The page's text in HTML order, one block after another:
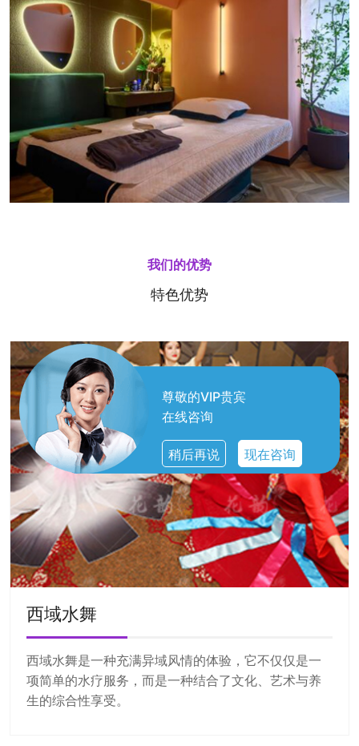
尊敬的VIP贵宾
在线咨询
稍后再说 现在咨询
我们的优势
特色优势
西域水舞
西域水舞是一种充满异域风情的体验，它不仅仅是一
项简单的水疗服务，而是一种结合了文化、艺术与养
生的综合性享受。